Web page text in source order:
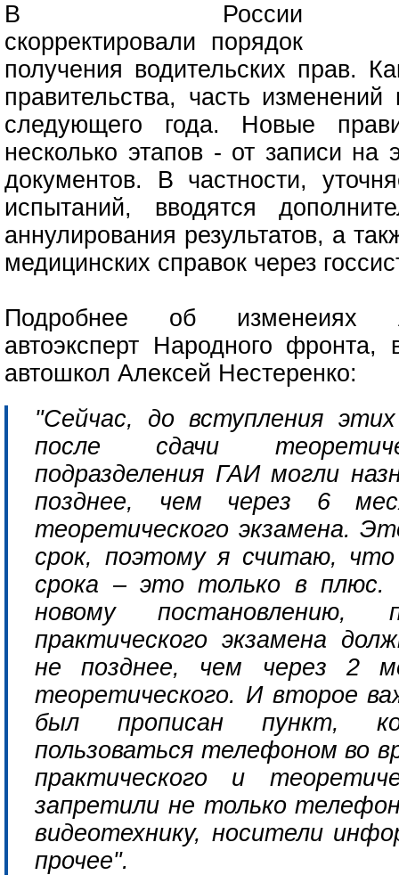
В Роcсии
скорректировали порядок
получения водительских прав.
правительства, часть
следующего года. Новые
несколько этапов - от записи
документов. В частности,
испытаний, вводятся
аннулирования результатов, а
медицинских справок через
Подробнее об изменеиях
автоэксперт Народного фронта,
автошкол Алексей Нестеренко:
"Сейчас, до вступления
после сдачи
подразделения ГАИ могли
позднее, чем через 6
теоретического экзамена.
срок, поэтому я считаю,
срока – это только в плюс.
новому постановлению,
практического экзамена
не позднее, чем через 2
теоретического. И второе
был прописан пункт,
пользоваться телефоном во
практического и
запретили не только
видеотехнику, носители
прочее".